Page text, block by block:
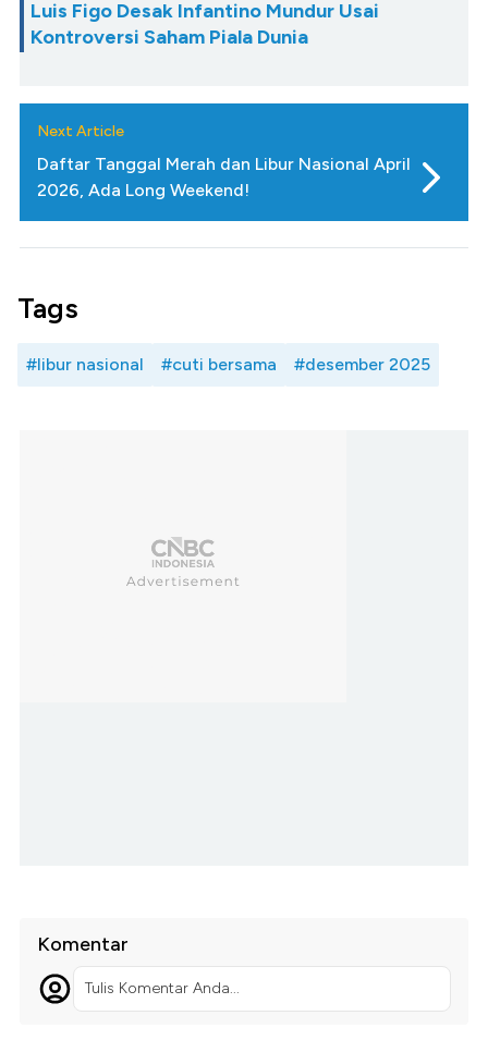
Luis Figo Desak Infantino Mundur Usai
Kontroversi Saham Piala Dunia
Next Article
Daftar Tanggal Merah dan Libur Nasional April
2026, Ada Long Weekend!
Tags
#libur nasional #cuti bersama #desember 2025
Komentar
Tulis Komentar Anda...